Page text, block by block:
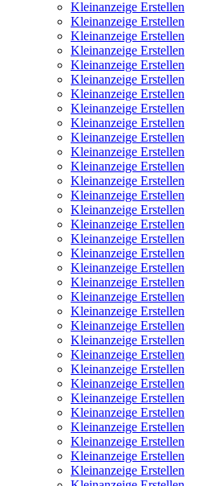
Kleinanzeige Erstellen
Kleinanzeige Erstellen
Kleinanzeige Erstellen
Kleinanzeige Erstellen
Kleinanzeige Erstellen
Kleinanzeige Erstellen
Kleinanzeige Erstellen
Kleinanzeige Erstellen
Kleinanzeige Erstellen
Kleinanzeige Erstellen
Kleinanzeige Erstellen
Kleinanzeige Erstellen
Kleinanzeige Erstellen
Kleinanzeige Erstellen
Kleinanzeige Erstellen
Kleinanzeige Erstellen
Kleinanzeige Erstellen
Kleinanzeige Erstellen
Kleinanzeige Erstellen
Kleinanzeige Erstellen
Kleinanzeige Erstellen
Kleinanzeige Erstellen
Kleinanzeige Erstellen
Kleinanzeige Erstellen
Kleinanzeige Erstellen
Kleinanzeige Erstellen
Kleinanzeige Erstellen
Kleinanzeige Erstellen
Kleinanzeige Erstellen
Kleinanzeige Erstellen
Kleinanzeige Erstellen
Kleinanzeige Erstellen
Kleinanzeige Erstellen